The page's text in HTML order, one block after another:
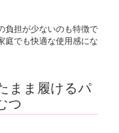
負担が少ないのも特徴で
庭でも快適な使用感にな
まま履けるパ
つ